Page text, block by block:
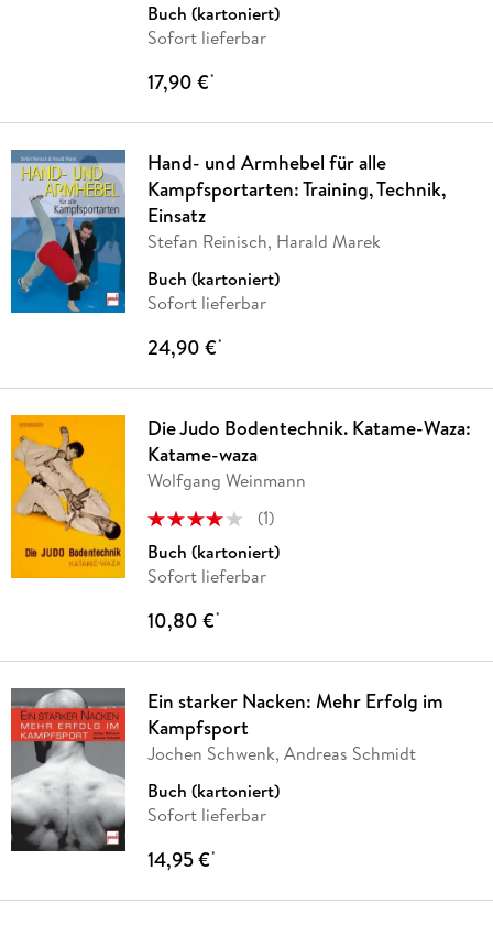
Buch (kartoniert)
Sofort lieferbar
17,90 €*
Hand- und Armhebel für alle
Kampfsportarten: Training, Technik,
Einsatz
Stefan Reinisch, Harald Marek
Buch (kartoniert)
Sofort lieferbar
24,90 €*
Die Judo Bodentechnik. Katame-Waza:
Katame-waza
Wolfgang Weinmann
(1)
Buch (kartoniert)
Sofort lieferbar
10,80 €*
Ein starker Nacken: Mehr Erfolg im
Kampfsport
Jochen Schwenk, Andreas Schmidt
Buch (kartoniert)
Sofort lieferbar
14,95 €*